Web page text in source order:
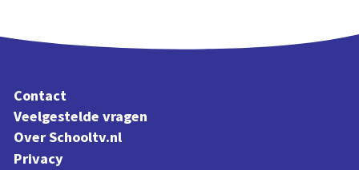
Contact
Veelgestelde vragen
Over Schooltv.nl
Privacy